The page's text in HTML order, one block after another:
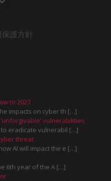
護方針
to 2027
impacts on cyber th […]
vulnerabilities
to eradicate vulnerabil […]
threat
AI will impact the e […]
6th year of the A […]